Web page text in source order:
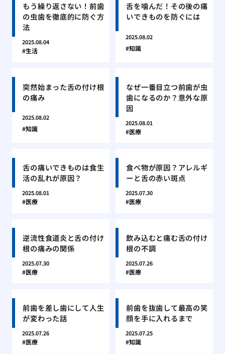
もう繰り返さない！前歯
の虫歯を徹底的に防ぐ方
法
2025.08.04
生活
舌を噛んだ！その後の痛
いできものを防ぐには
2025.08.02
知識
突然始まった舌の付け根
の痛み
2025.08.02
知識
なぜ一番目立つ前歯が虫
歯になるのか？意外な原
因
2025.08.01
医療
舌の痛いできものは食生
活の乱れが原因？
2025.08.01
医療
食べ物が原因？アレルギ
ーと舌の赤い斑点
2025.07.30
医療
逆流性食道炎と舌の付け
根の痛みの関係
2025.07.30
医療
飲み込むと痛む舌の付け
根の不調
2025.07.26
医療
前歯を差し歯にして人生
が変わった話
2025.07.26
医療
前歯を抜歯して最高の笑
顔を手に入れるまで
2025.07.25
知識